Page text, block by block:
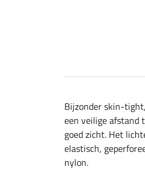
Bijzonder skin-
een veilige afstand
goed zicht. Het
elastisch,
nylon.